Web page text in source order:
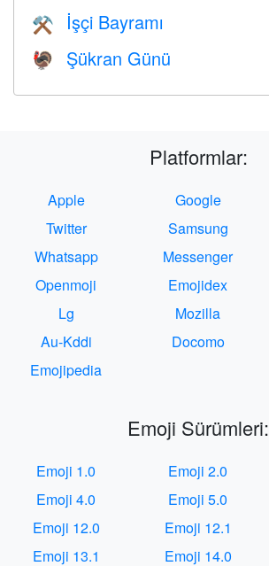
⚒️ İşçi Bayramı
🦃 Şükran Günü
Platformlar:
Apple Google
Twitter
Samsung
Whatsapp
Messenger
Openmoji
Emojidex
Lg
Mozilla
Au-Kddi
Docomo
Emojipedia
Emoji Sürümleri:
Emoji 1.0 Emoji 2.0
Emoji 4.0
Emoji 5.0
Emoji 12.0
Emoji 12.1
Emoji 13.1
Emoji 14.0